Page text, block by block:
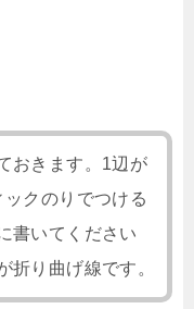
おきます。1辺が
クのりでつける
書いてください
折り曲げ線です。